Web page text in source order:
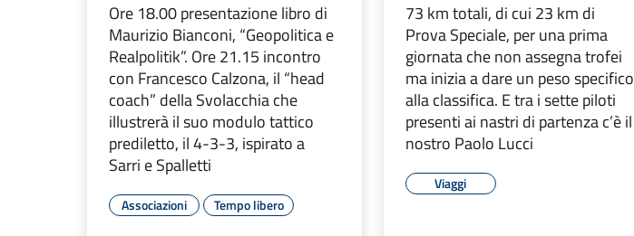
Ore 18.00 presentazione libro di
Maurizio Bianconi, “Geopolitica e
Realpolitik”. Ore 21.15 incontro
con Francesco Calzona, il “head
coach” della Svolacchia che
illustrerà il suo modulo tattico
prediletto, il 4-3-3, ispirato a
Sarri e Spalletti
Associazioni Tempo libero
73 km totali, di cui 23 km di
Prova Speciale, per una prima
giornata che non assegna trofei
ma inizia a dare un peso specifico
alla classifica. E tra i sette piloti
presenti ai nastri di partenza c’è il
nostro Paolo Lucci
Viaggi